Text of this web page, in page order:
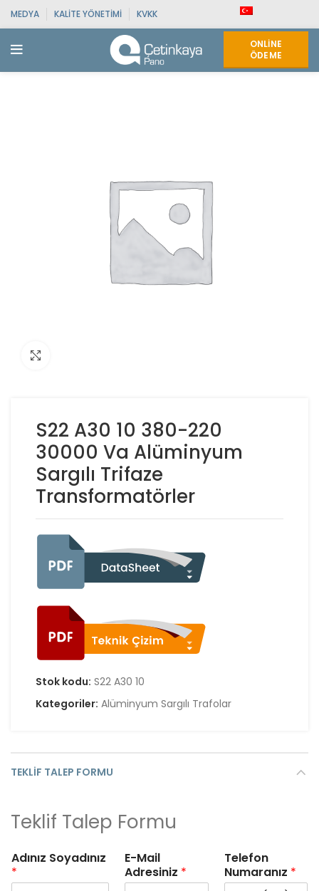
MEDYA KALITE YÖNETIMI KVKK
ONLINE
ÖDEME
S22 A30 10 380-220
30000 Va Alüminyum
Sargılı Trifaze
Transformatörler
Stok kodu: S22 A30 10
Kategoriler: Alüminyum Sargılı Trafolar
TEKLIF TALEP FORMU
Teklif Talep Formu
Adınız Soyadınız
*
E-Mail
Adresiniz *
Telefon
Numaranız *